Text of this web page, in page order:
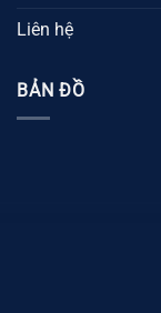
Liên hệ
BẢN ĐỒ